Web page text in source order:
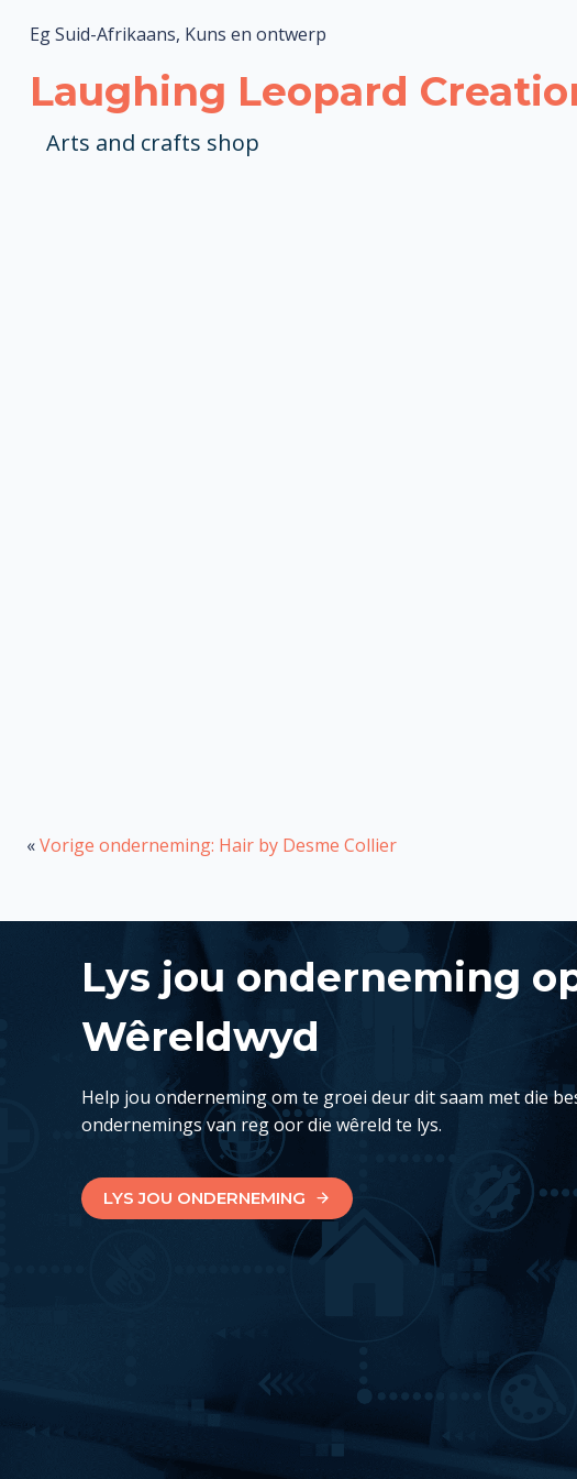
Eg Suid-Afrikaans, Kuns en ontwerp
Laughing Leopard
Arts and crafts shop
«Vorige onderneming: Hair by Desme Collier
Lys jou onderneming
Wêreldwyd
Help jou onderneming om te groei deur dit saam met die
ondernemings van reg oor die wêreld te lys.
LYS JOU ONDERNEMING